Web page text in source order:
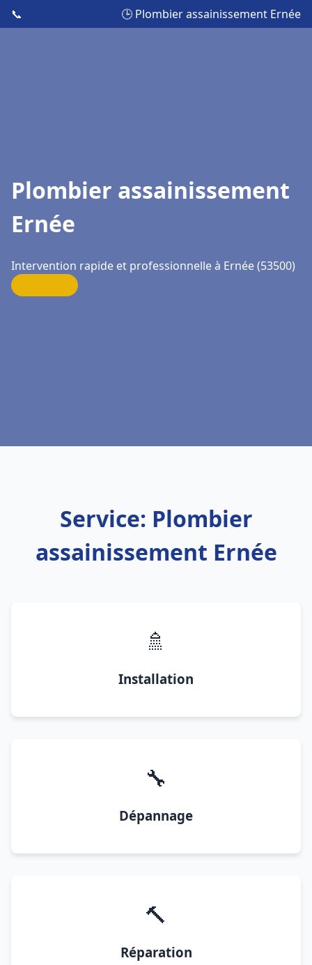
📞 🕒 Plombier assainissement Ernée
Plombier assainissement
Ernée
Intervention rapide et professionnelle à Ernée (53500)
Service: Plombier
assainissement Ernée
🚿
Installation
🔧
Dépannage
🔨
Réparation